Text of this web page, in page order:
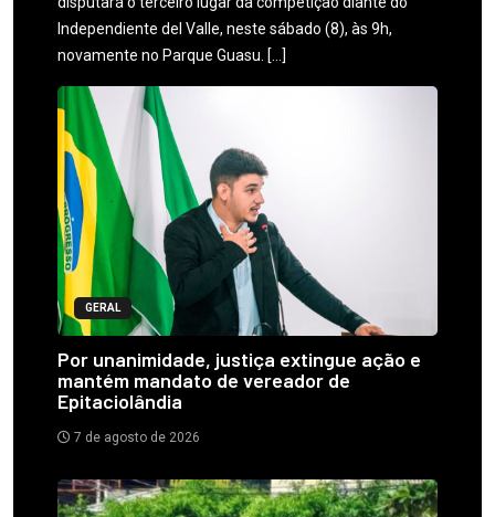
Independiente del Valle, neste sábado (8), às 9h,
novamente no Parque Guasu. […]
GERAL
Por unanimidade, justiça extingue ação e
mantém mandato de vereador de
Epitaciolândia
7 de agosto de 2026